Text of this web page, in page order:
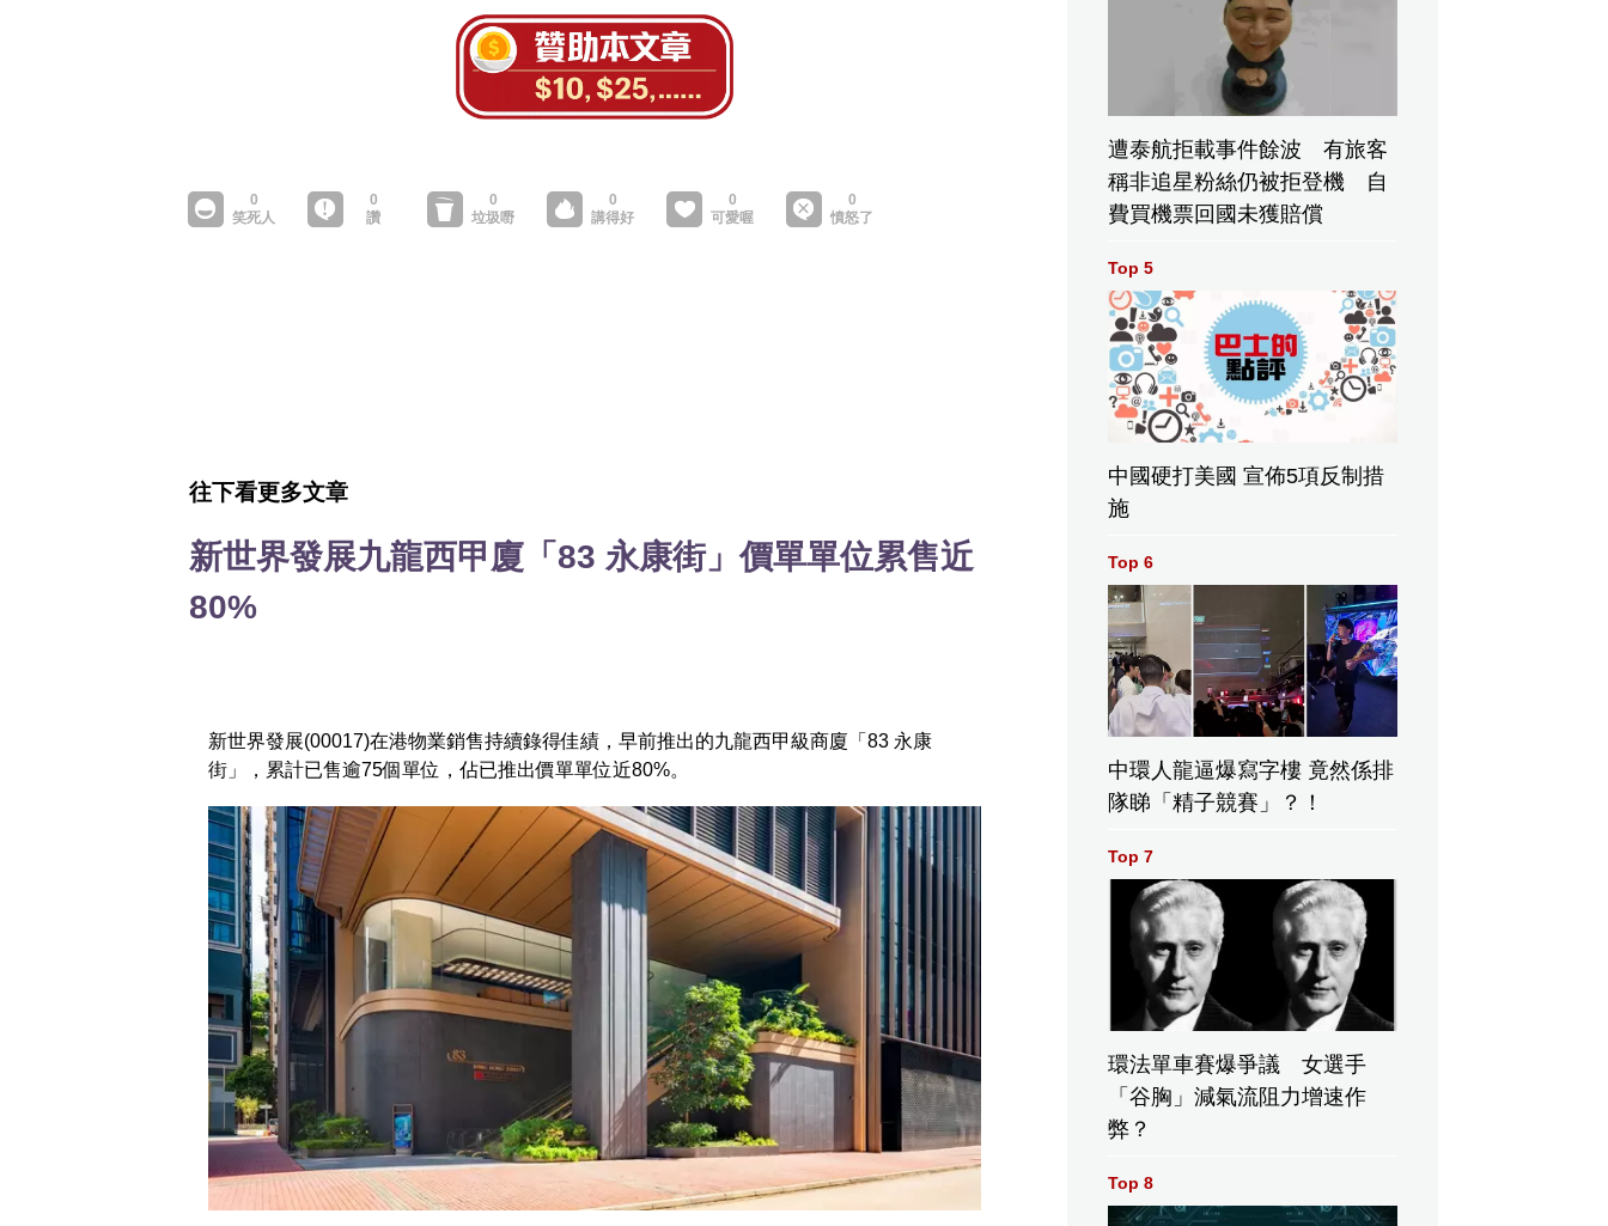
往下看更多文章
新世界發展九龍西甲廈「83 永康街」價單單位累售近
80%
新世界發展(00017)在港物業銷售持續錄得佳績，早前推出的九龍西甲級商廈「83 永康
街」，累計已售逾75個單位，佔已推出價單單位近80%。
遭泰航拒載事件餘波 有旅客
稱非追星粉絲仍被拒登機 自
費買機票回國未獲賠償
Top 5
中國硬打美國 宣佈5項反制措
施
Top 6
中環人龍逼爆寫字樓 竟然係排
隊睇「精子競賽」？！
Top 7
環法單車賽爆爭議 女選手
「谷胸」減氣流阻力增速作
弊？
Top 8